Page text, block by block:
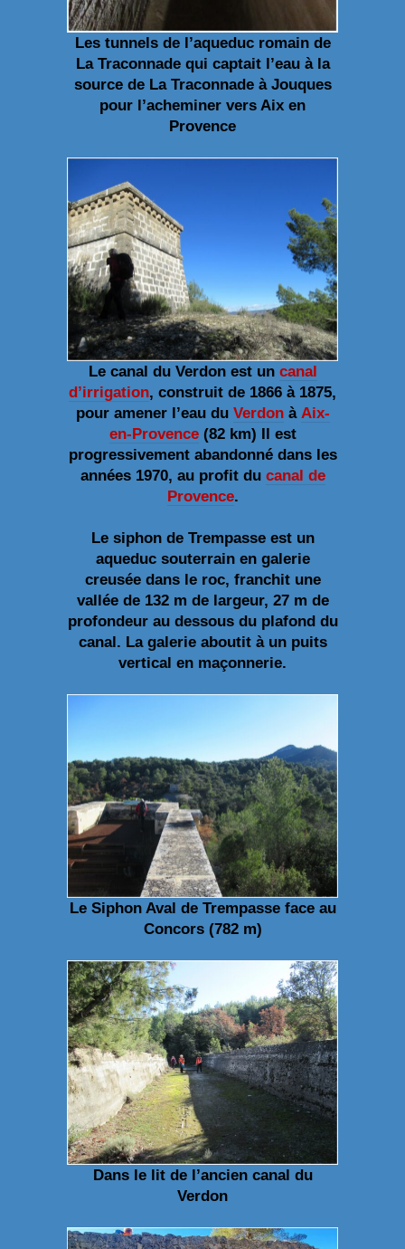
Les tunnels de l’aqueduc romain de
La Traconnade qui captait l’eau à la
source de La Traconnade à Jouques
pour l’acheminer vers Aix en
Provence
Le canal du Verdon est un canal
d’irrigation, construit de 1866 à 1875,
pour amener l’eau du Verdonà Aix-
en-Provence(82 km) Il est
progressivement abandonné dans les
années 1970, au profit du canal de
Provence.
Le siphon de Trempasse est un
aqueduc souterrain en galerie
creusée dans le roc, franchit une
vallée de 132 m de largeur, 27 m de
profondeur au dessous du plafond du
canal. La galerie aboutit à un puits
vertical en maçonnerie.
Le Siphon Aval de Trempasse face au
Concors (782 m)
Dans le lit de l’ancien canal du
Verdon